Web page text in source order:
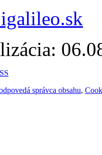
správca obsahu,